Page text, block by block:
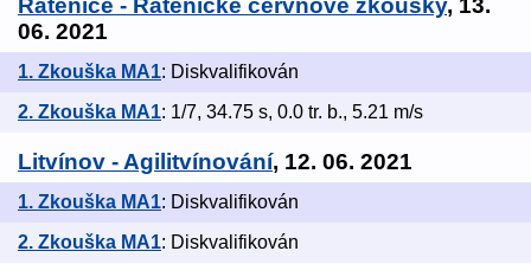
06. 2021
1. Zkouška MA1: Diskvalifikován
2. Zkouška MA1: 1/7, 34.75 s, 0.0 tr. b., 5.21 m/s
Litvínov - Agilitvínování, 12. 06. 2021
1. Zkouška MA1: Diskvalifikován
2. Zkouška MA1: Diskvalifikován